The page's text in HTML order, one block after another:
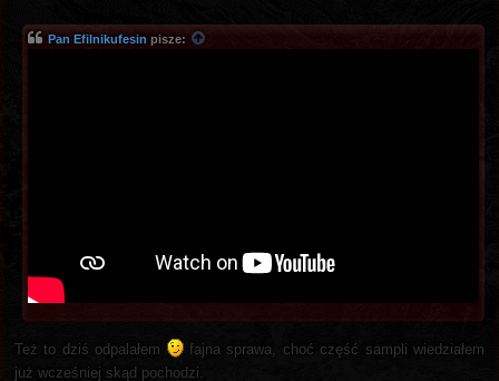
Pan Efilnikufesin pisze:
Też to dziś odpalałem
fajna sprawa, choć część sampli wiedziałem
już wcześniej skąd pochodzi.